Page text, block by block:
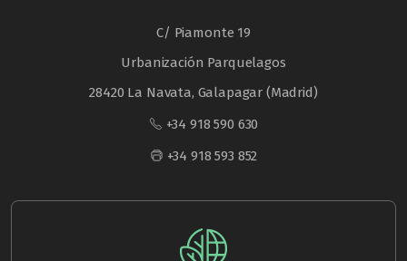
C/ Piamonte 19
Urbanización Parquelagos
28420 La Navata, Galapagar (Madrid)
+34 918 590 630
+34 918 593 852